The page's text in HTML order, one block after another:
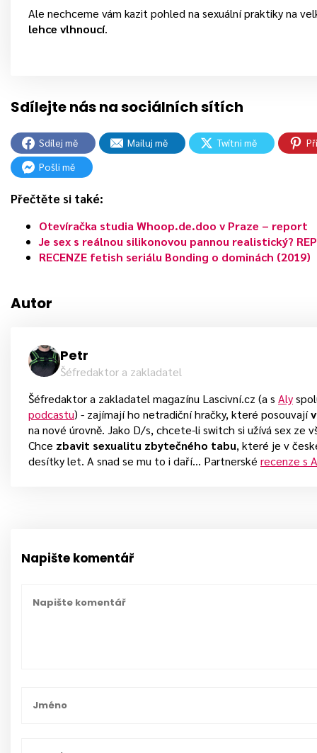
Ale nechceme vám kazit pohled na sexuální praktiky na
lehce vlhnoucí.
Sdílej mě Mailuj mě Twítni mě
Pošli mě
Přečtěte si také:
Otevíračka studia Whoop.de.doo v Praze – report
Je sex s reálnou silikonovou pannou realistický?
RECENZE fetish seriálu Bonding o dominách (2019)
Autor
Petr
Šéfredaktor a zakladatel
Šéfredaktor a zakladatel magazínu Lascivní.cz (a s Aly
podcastu) - zajímají ho netradiční hračky, které posouvají
na nové úrovně. Jako D/s, chcete-li switch si užívá sex ze
Chce zbavit sexualitu zbytečného tabu, které je v
desítky let. A snad se mu to i daří... Partnerské recenze s
Napište komentář